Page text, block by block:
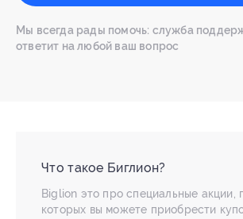
Мы всегда рады помочь: служба
ответит на любой ваш вопрос
Что такое Биглион?
Biglion это про специальные акции,
которых вы можете приобрести